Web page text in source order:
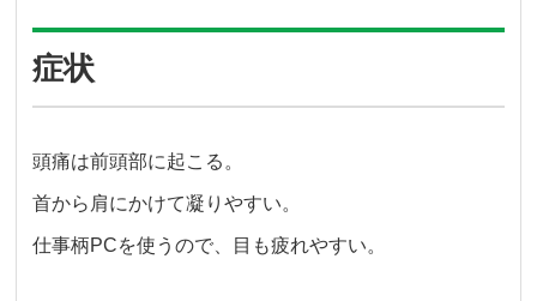
症状
頭痛は前頭部に起こる。
首から肩にかけて凝りやすい。
仕事柄PCを使うので、目も疲れやすい。